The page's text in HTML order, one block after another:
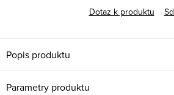
Dotaz k produktu
Popis produktu
Parametry produktu